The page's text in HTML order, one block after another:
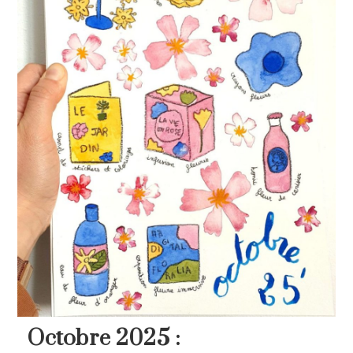
Octobre 2025 :